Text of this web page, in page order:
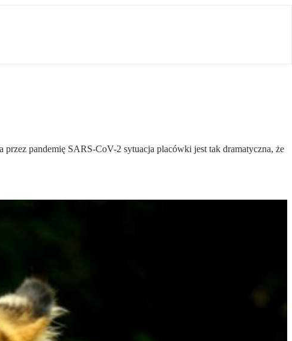
przez pandemię SARS-CoV-2 sytuacja placówki jest tak dramatyczna, że